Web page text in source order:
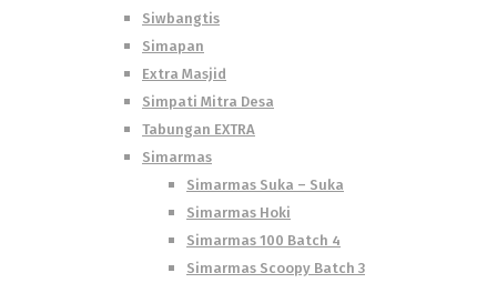
Siwbangtis
Simapan
Extra Masjid
Simpati Mitra Desa
Tabungan EXTRA
Simarmas
Simarmas Suka – Suka
Simarmas Hoki
Simarmas 100 Batch 4
Simarmas Scoopy Batch 3